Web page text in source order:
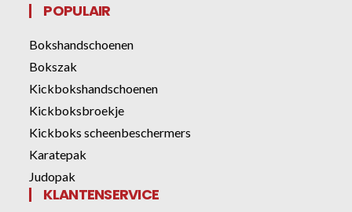
POPULAIR
Bokshandschoenen
Bokszak
Kickbokshandschoenen
Kickboksbroekje
Kickboks scheenbeschermers
Karatepak
Judopak
KLANTENSERVICE